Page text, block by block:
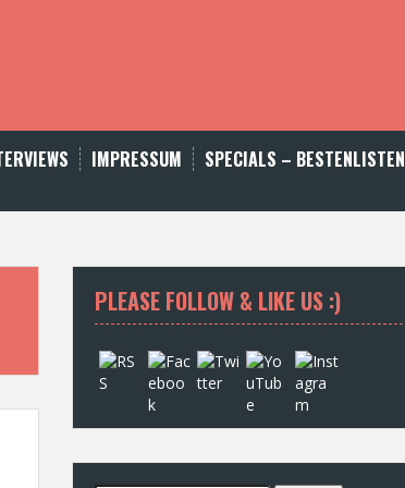
IMPRESSUM
SPECIALS – BESTENLISTEN
PLEASE FOLLOW & LIKE US :)